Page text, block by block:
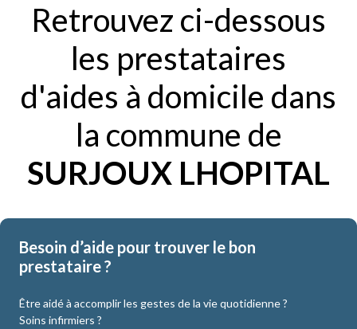
Retrouvez ci-dessous
les prestataires
d'aides à domicile dans
la commune de
SURJOUX LHOPITAL
Besoin d’aide pour trouver le bon
prestataire ?
Être aidé à accomplir les gestes de la vie quotidienne ?
Soins infirmiers ?